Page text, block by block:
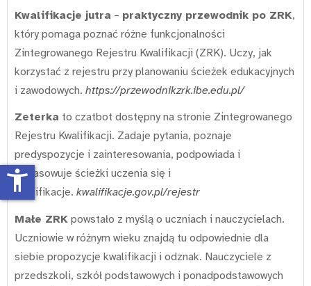
Kwalifikacje jutra – praktyczny przewodnik po ZRK,
który pomaga poznać różne funkcjonalności
Zintegrowanego Rejestru Kwalifikacji (ZRK). Uczy, jak
korzystać z rejestru przy planowaniu ścieżek edukacyjnych
i zawodowych. https://przewodnikzrk.ibe.edu.pl/
Zeterka to czatbot dostępny na stronie Zintegrowanego
Rejestru Kwalifikacji. Zadaje pytania, poznaje
predyspozycje i zainteresowania, podpowiada i
dopasowuje ścieżki uczenia się i
kwalifikacje. kwalifikacje.gov.pl/rejestr
Małe ZRK powstało z myślą o uczniach i nauczycielach.
Uczniowie w różnym wieku znajdą tu odpowiednie dla
siebie propozycje kwalifikacji i odznak. Nauczyciele z
przedszkoli, szkół podstawowych i ponadpodstawowych
accessibility_new